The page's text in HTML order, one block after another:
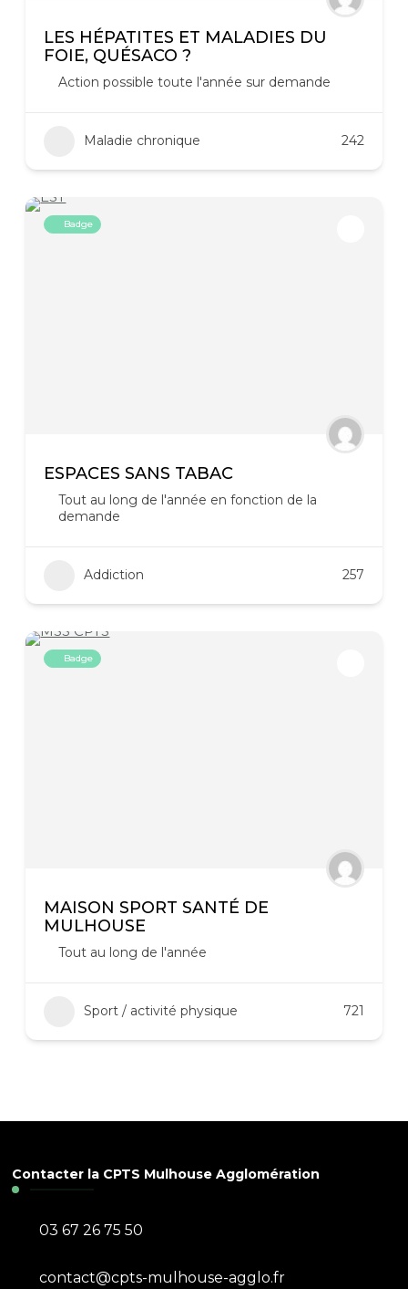
LES HÉPATITES ET MALADIES DU
FOIE, QUÉSACO ?
Action possible toute l'année sur demande
Maladie chronique 242
Badge
ESPACES SANS TABAC
Tout au long de l'année en fonction de la
demande
Addiction 257
Badge
MAISON SPORT SANTÉ DE
MULHOUSE
Tout au long de l'année
Sport / activité physique 721
Contacter la CPTS Mulhouse Agglomération
03 67 26 75 50
contact@cpts-mulhouse-agglo.fr